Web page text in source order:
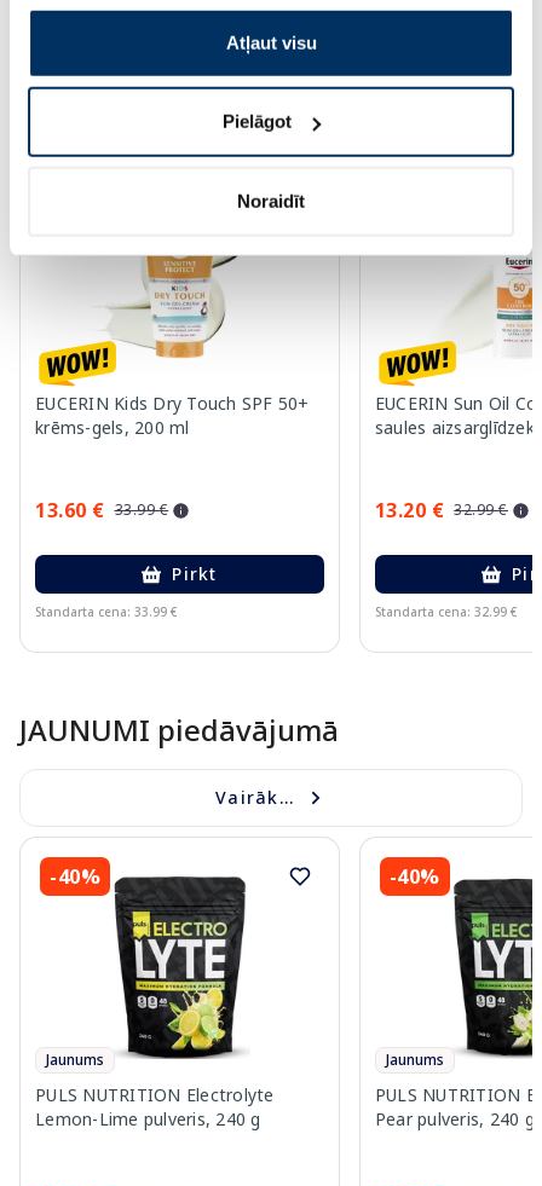
izmantošanai, lūdzu, atzīmējiet savu izvēli:
Atļaut visu
Pielāgot
Noraidīt
Saules aizsardzībai vasarā ☀️
EUCERIN Kids Dry Touch SPF 50+
krēms-gels, 200 ml
13.60 € 33.99 €
Pirkt
Standarta cena: 33.99 €
EUCERIN Sun Oil
saules
13.20 € 32.99 €
Standarta cena: 32.99 €
JAUNUMI piedāvājumā
Vairāk...
-40%
Jaunums
PULS NUTRITION Electrolyte
Lemon-Lime pulveris, 240 g
-40%
Jaunums
PULS NUTRITION
Pear pulveris, 240 g